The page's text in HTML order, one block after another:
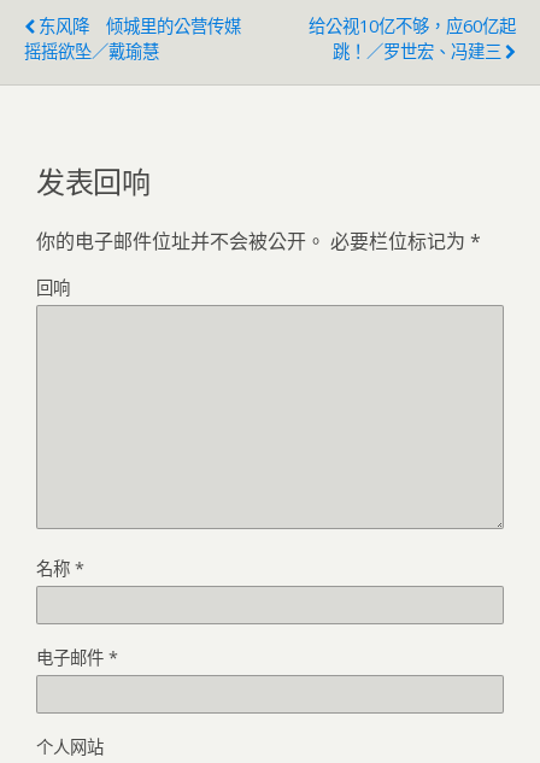
东风降 倾城里的公营传媒
摇摇欲坠／戴瑜慧
给公视10亿不够，应60亿起
跳！／罗世宏、冯建三
发表回响
你的电子邮件位址并不会被公开。 必要栏位标记为 *
回响
名称 *
电子邮件 *
个人网站